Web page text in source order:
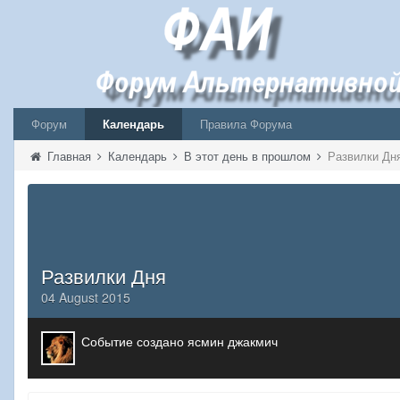
Форум Календарь
Правила Форума
Главная
Календарь В этот день в прошлом Развилки
Развилки Дня
04 August 2015
Событие создано ясмин джакмич